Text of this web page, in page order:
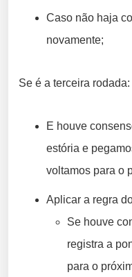
Caso não haja
novamente;
Se é a terceira rodada:
E houve
estória e
voltamos para o
Aplicar a regra
Se houve
registra a
para o